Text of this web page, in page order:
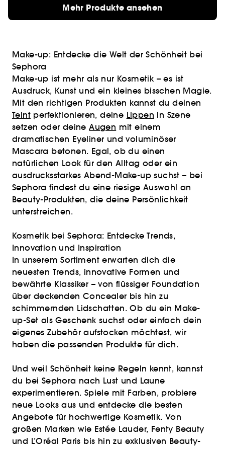
Mehr Produkte ansehen
Make-up: Entdecke die Welt der Schönheit bei
Sephora
Make-up ist mehr als nur Kosmetik – es ist
Ausdruck, Kunst und ein kleines bisschen Magie.
Mit den richtigen Produkten kannst du deinen
Teint perfektionieren, deine Lippen in Szene
setzen oder deineAugen mit einem
dramatischen Eyeliner und voluminöser
Mascara betonen. Egal, ob du einen
natürlichen Look für den Alltag oder ein
ausdrucksstarkes Abend-Make-up suchst – bei
Sephora findest du eine riesige Auswahl an
Beauty-Produkten, die deine Persönlichkeit
unterstreichen.
Kosmetik bei Sephora: Entdecke Trends,
Innovation und Inspiration
In unserem Sortiment erwarten dich die
neuesten Trends, innovative Formen und
bewährte Klassiker – von flüssiger Foundation
über deckenden Concealer bis hin zu
schimmernden Lidschatten. Ob du ein Make-
up-Set als Geschenk suchst oder einfach dein
eigenes Zubehör aufstocken möchtest, wir
haben die passenden Produkte für dich.
Und weil Schönheit keine Regeln kennt, kannst
du bei Sephora nach Lust und Laune
experimentieren. Spiele mit Farben, probiere
neue Looks aus und entdecke die besten
Angebote für hochwertige Kosmetik. Von
großen Marken wie Estée Lauder, Fenty Beauty
und L’Oréal Paris bis hin zu exklusiven Beauty-